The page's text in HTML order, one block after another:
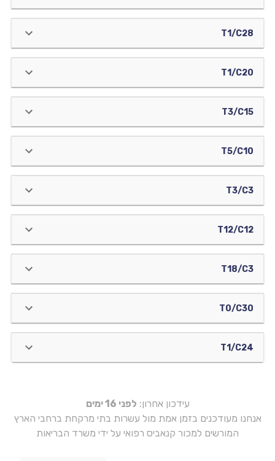
T1/C28
T1/C20
T3/C15
T5/C10
T3/C3
T12/C12
T18/C3
T0/C30
T1/C24
עידכון אחרון: לפני 16 ימים
אנחנו מעודכנים בזמן אמת מול עשרות בתי מרקחת ברחבי הארץ
המורשים למכור קנאביס רפואי על ידי משרד הבריאות